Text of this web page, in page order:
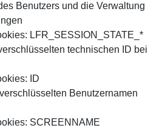
Benutzers und die Verwaltung
LFR_SESSION_STATE_*
technischen ID bei
ID
Benutzernamen
SCREENNAME